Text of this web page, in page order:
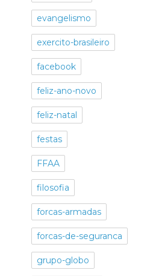
evangelismo
exercito-brasileiro
facebook
feliz-ano-novo
feliz-natal
festas
FFAA
filosofia
forcas-armadas
forcas-de-seguranca
grupo-globo